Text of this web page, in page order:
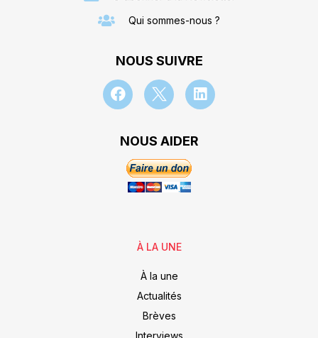
Qui sommes-nous ?
NOUS SUIVRE
NOUS AIDER
À LA UNE
À la une
Actualités
Brèves
Interviews